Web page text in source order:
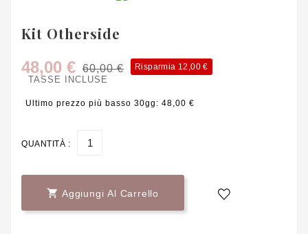
Kit Otherside
48,00 € 60,00 € Risparmia 12,00 €
TASSE INCLUSE
Ultimo prezzo più basso 30gg: 48,00 €
QUANTITÀ :
 Aggiungi Al Carrello